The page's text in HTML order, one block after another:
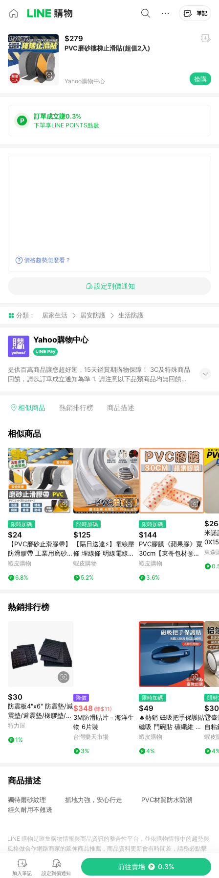
筆記
$279
PVC磨砂樓梯止滑貼(超值2入)
Yahoo購物中心 搶購
訂單成立賺0.3%
下單享LINE POINTS點數
價格趨勢怎麼看？
設定到價通知
分類： 居家生活 居安防護 生活防護
Yahoo購物中心
提供百萬商品讓您超好逛，15天鑑賞期購物保障！ 3C及特殊商品
回饋，請以訂單成立通知為準 1. 請注意以下品類商品均無回饋：
電玩/遊戲/相機/單眼/鏡頭/拍立得 [2024/6/1起適用] -內接硬
的購回饋活動享Yahoo超贈點回饋者 - 購物中心商店之商品：商
3. 訂單回饋金額將扣除運費/購物金/超贈點/福利金/紅利折抵/折
價券等虛擬貨幣折抵 4. 大宗採購或批發轉賣不具回饋資格： 如
有相關事證認定您為大宗採購、批發轉賣而非最終消費使用者，
相關認定以Yahoo購物中心之認定為準
相似商品 熱銷排行榜 商品描述
相似商品
限時加碼
$24
【PVC磨砂止滑膠帶】
防滑膠帶 工業用磨砂條
家用防滑 警示膠條 耐
梯防滑 浴室防滑 滑板
蝦皮購物
6.8%
限時加碼
$125
【隔日送達⚡】電線壓
條 埋線條 明線電線走
線槽 PVC軟膠線槽 電
槽 電線收納 電線固定
蝦皮購物
5.2%
限時加碼
$144
PVC膠膜《蘋果膠》寬
30cm【東哥包材㊝】
工業膠膜 包裝帶 棧板
膜 全新料製作 蘋果膠
蝦皮購物
3.6%
米諾
東森
熱銷排行榜
$30
防震板4"x6" 防震墊/減
震墊/避震墊/橡膠墊/調
整腳/防振墊/馬達墊/緩
特力屋
1%
降價
$348 (降$11)
3M防滑貼片－海洋生
物 6片裝
台灣樂天市場
3%
限時加碼
$49
🔥熱銷 磁吸把手保護貼
磁吸 門碗貼 碳纖維 防
刮貼 門把貼 汽車防刮
護貼 車門把手貼 防刮
蝦皮購物
4%
限
$30
🏆臺
自粘
廚房
蝦皮
商品描述
獨特磨砂紋理 抓地力強，安心行走 PVC材質防水防潮
經久耐用不翹邊
加入筆記 設定到價通知
前往賣場 0.3%
LINE 購物是匯集購物情報與商品資訊的整合性平台，並依購物情報中的趨勢與
風格做合作網路商家的延伸商品推薦，商品資料更新會有時間差，請務必點擊
商品至各合作網路商家，確認現售價與購物條件，一切資訊以合作廠商網頁為
準。